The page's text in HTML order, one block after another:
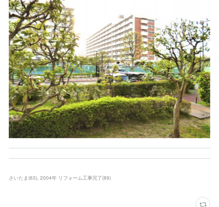
さいたま(63) 2004年 リフォーム工事完了(89)